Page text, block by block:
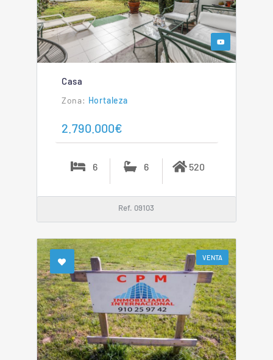
Casa
Hortaleza
2.790.000€
6 6 520
Ref. 09103
VENTA